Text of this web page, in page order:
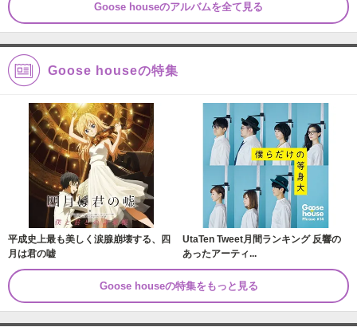
Goose houseのアルバムを全て見る
Goose houseの特集
平成史上最も美しく涙腺崩壊する、四
月は君の嘘
UtaTen Tweet月間ランキング 反響の
あったアーティ...
Goose houseの特集をもっと見る